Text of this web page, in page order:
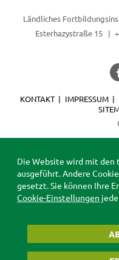
Ländliches
Esterhazystraße 15
KONTAKT IMPRESSUM
Die Website wird mit den
ausgeführt. Andere
gesetzt. Sie können Ihre
Cookie-Einstellungen